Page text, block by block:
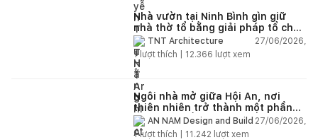
Nhà vườn tại Ninh Bình gìn giữ
nhà thờ tổ bằng giải pháp tổ chức
lại không gian
TNT Architecture
27/06/2026,
1lượt thích | 12.366 lượt xem
Ngôi nhà mở giữa Hội An, nơi
thiên nhiên trở thành một phần
của cuộc sống
AN NAM Design and Build 27/06/2026,
1lượt thích | 11.242 lượt xem